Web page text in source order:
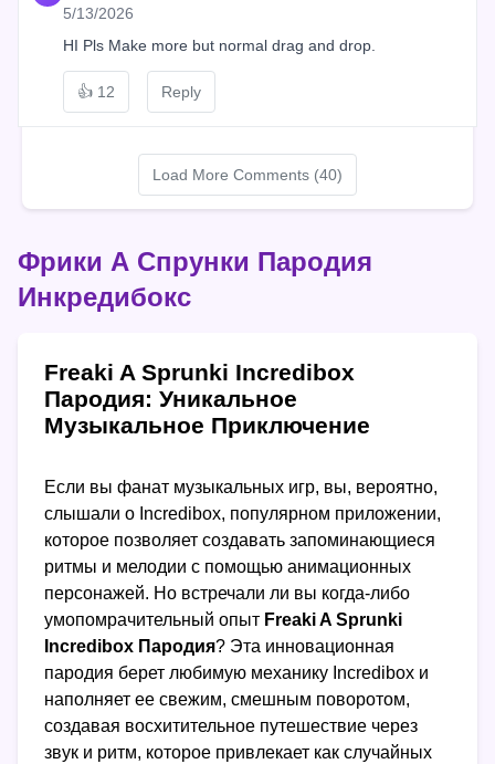
5/13/2026
HI Pls Make more but normal drag and drop.
👍 12 Reply
Load More Comments (40)
Фрики А Спрунки Пародия
Инкредибокс
Freaki A Sprunki Incredibox
Пародия: Уникальное
Музыкальное Приключение
Если вы фанат музыкальных игр, вы, вероятно,
слышали о Incredibox, популярном приложении,
которое позволяет создавать запоминающиеся
ритмы и мелодии с помощью анимационных
персонажей. Но встречали ли вы когда-либо
умопомрачительный опыт Freaki A Sprunki
Incredibox Пародия? Эта инновационная
пародия берет любимую механику Incredibox и
наполняет ее свежим, смешным поворотом,
создавая восхитительное путешествие через
звук и ритм, которое привлекает как случайных